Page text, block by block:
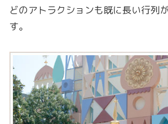
どのアトラクションも既に長い行列
す。